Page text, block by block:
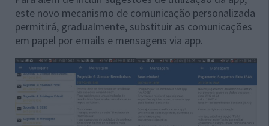
este novo mecanismo de comunicação personalizada
permitirá, gradualmente, substituir as comunicações
em papel por emails e mensagens via app.